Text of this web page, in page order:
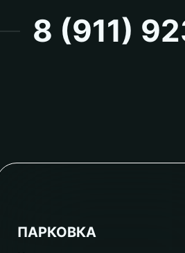
8 (911)
ПАРКОВКА